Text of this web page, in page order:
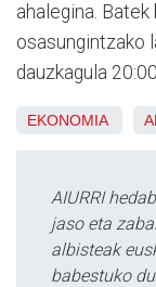
ahalegina.
osasungintzako
dauzkagula
EKONOMIA
AIURRI
jaso eta
albisteak
babestuko